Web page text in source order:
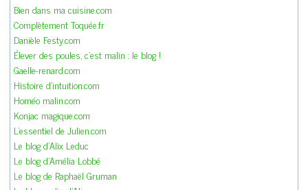
Bien dans ma cuisine.com
Complètement Toquée.fr
Danièle Festy.com
Élever des poules, c'est malin : le blog !
Gaelle-renard.com
Histoire d'intuition.com
Homéo malin.com
Konjac magique.com
L'essentiel de Julien.com
Le blog d'Alix Leduc
Le blog d'Amélia Lobbé
Le blog de Raphaël Gruman